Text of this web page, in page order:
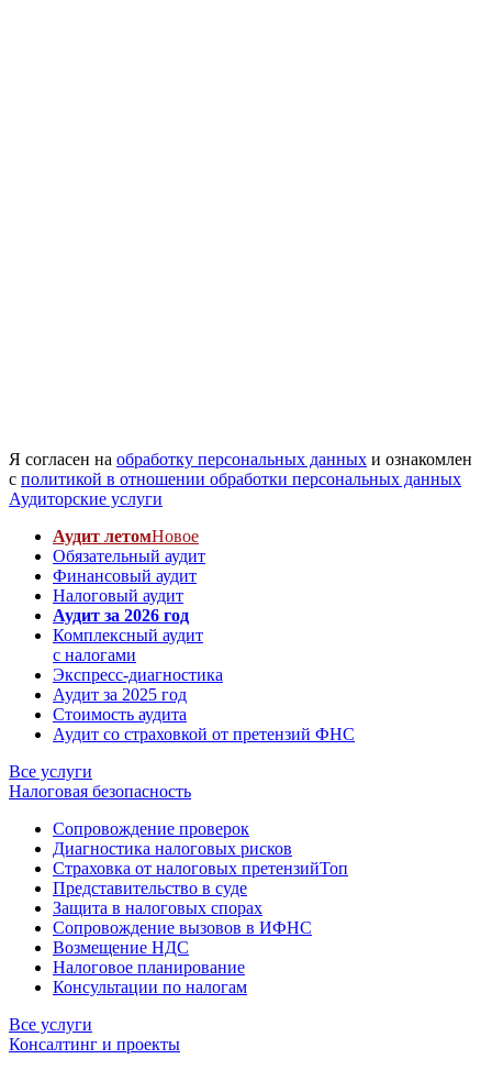
Я согласен на обработку персональных данных и ознакомлен
с политикой в отношении обработки персональных данных
Аудиторские услуги
Аудит летомНовое
Обязательный аудит
Финансовый аудит
Налоговый аудит
Аудит за 2026 год
Комплексный аудит
с налогами
Экспресс-диагностика
Аудит за 2025 год
Стоимость аудита
Аудит со страховкой от претензий ФНС
Все услуги
Налоговая безопасность
Сопровождение проверок
Диагностика налоговых рисков
Страховка от налоговых претензийТоп
Представительство в суде
Защита в налоговых спорах
Сопровождение вызовов в ИФНС
Возмещение НДС
Налоговое планирование
Консультации по налогам
Все услуги
Консалтинг и проекты